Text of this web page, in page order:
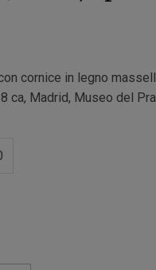
cornice in legno
ca, Madrid, Museo del